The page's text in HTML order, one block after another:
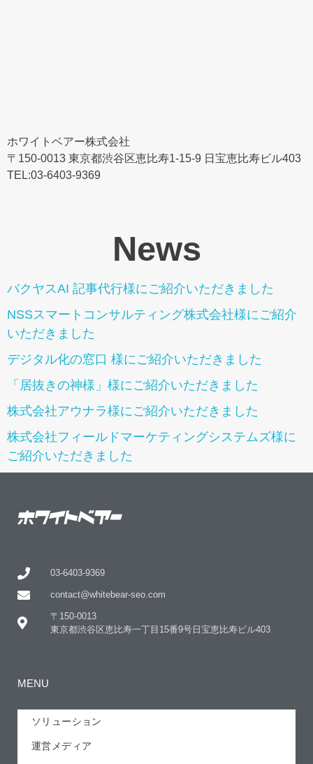
ホワイトベアー株式会社
〒150-0013 東京都渋谷区恵比寿1-15-9 日宝恵比寿ビル403
TEL:03-6403-9369
News
バクヤスAI 記事代行様にご紹介いただきました
NSSスマートコンサルティング株式会社様にご紹介
いただきました
デジタル化の窓口 様にご紹介いただきました
「居抜きの神様」様にご紹介いただきました
株式会社アウナラ様にご紹介いただきました
株式会社フィールドマーケティングシステムズ様に
ご紹介いただきました
03-6403-9369
contact@whitebear-seo.com
〒150-0013
東京都渋谷区恵比寿一丁目15番9号日宝恵比寿ビル403
MENU
ソリューション
運営メディア